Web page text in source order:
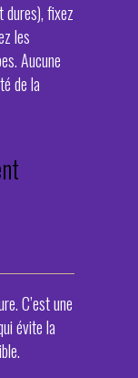
dures), fixez
les
Aucune
de la
C’est une
évite la